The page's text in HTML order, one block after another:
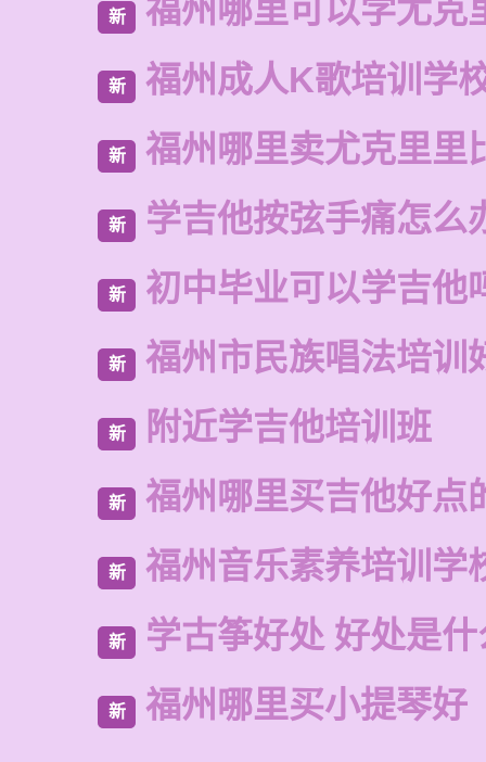
新 福州哪里可以学尤克
新 福州成人K歌培训学
新 福州哪里卖尤克里里
新 学吉他按弦手痛怎么
新 初中毕业可以学吉他
新 福州市民族唱法培训
新 附近学吉他培训班
新 福州哪里买吉他好点
新 福州音乐素养培训学
新 学古筝好处 好处是什
新 福州哪里买小提琴好